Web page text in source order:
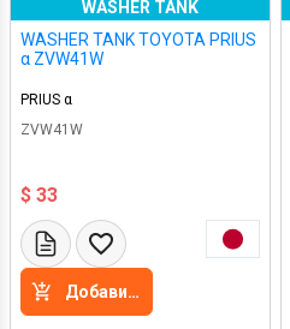
WASHER TANK
WASHER TANK TOYOTA PRIUS
α ZVW41W
PRIUS α
ZVW41W
$ 33
Добавить в корзину